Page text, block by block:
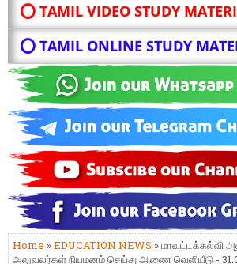
⭕ TAMIL VIDEO STUDY
⭕ TAMIL ONLINE STUDY
Home »EDUCATION NEWS » மாவட்டக்கல்வி
அலுவலர்கள் நியமனம் செய்து ஆணை வெளியீடு -